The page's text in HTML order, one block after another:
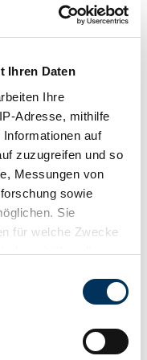
Ihren Daten
Ihre
Adresse, mithilfe
auf
zuzugreifen und so
Messungen von
sowie
Sie
für welche Zwecke
über die
Lage